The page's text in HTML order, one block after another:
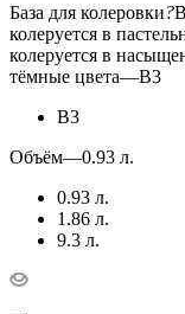
База для колеровки?
колеруется в
колеруется в
тёмные цвета—B3
B3
Объём—0.93 л.
0.93 л.
1.86 л.
9.3 л.